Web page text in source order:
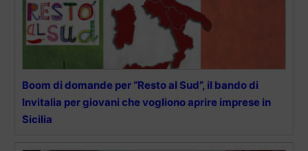
Boom di domande per “Resto al Sud”, il bando di
Invitalia per giovani che vogliono aprire imprese in
Sicilia